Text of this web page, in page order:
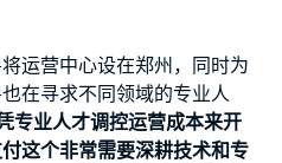
运营中心设在郑州，同时为
在寻求不同领域的专业人
专业人才调控运营成本来开
这个非常需要深耕技术和专